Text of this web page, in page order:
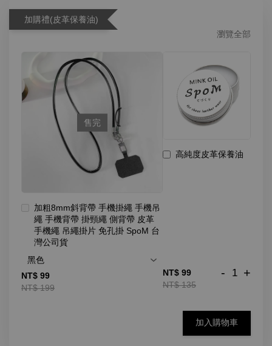
加購禮(皮革保養油)
瀏覽全部
售完
加粗8mm斜背帶 手機掛繩 手機吊
繩 手機背帶 掛頸繩 側背帶 皮革
手機繩 吊繩掛片 免孔掛 SpoM 台
灣公司貨
NT$ 99
NT$ 199
高純度皮革保養油
NT$ 99
NT$ 135
- +
加入購物車